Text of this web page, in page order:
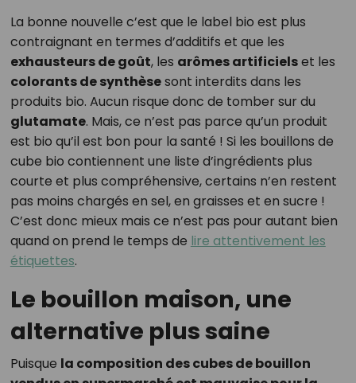
La bonne nouvelle c’est que le label bio est plus
contraignant en termes d’additifs et que les
exhausteurs de goût, les arômes artificielset les
colorants de synthèsesont interdits dans les
produits bio. Aucun risque donc de tomber sur du
glutamate. Mais, ce n’est pas parce qu’un produit
est bio qu’il est bon pour la santé ! Si les bouillons de
cube bio contiennent une liste d’ingrédients plus
courte et plus compréhensive, certains n’en restent
pas moins chargés en sel, en graisses et en sucre !
C’est donc mieux mais ce n’est pas pour autant bien
quand on prend le temps de lire attentivement les
étiquettes.
Le bouillon maison, une
alternative plus saine
Puisque la composition des cubes de bouillon